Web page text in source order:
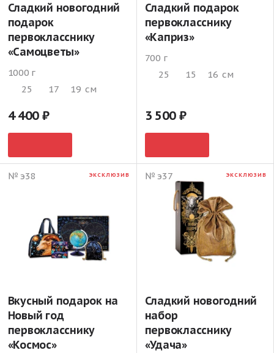
Сладкий новогодний
подарок
первокласснику
«Самоцветы»
1000 г
25
17 19 см
4 400
Сладкий подарок
первокласснику
«Каприз»
700 г
25
15 16 см
3 500
№ э38 ЭКСКЛЮЗИВ
Вкусный подарок на
Новый год
первокласснику
«Космос»
№ э37 ЭКСКЛЮЗИВ
Сладкий новогодний
набор
первокласснику
«Удача»